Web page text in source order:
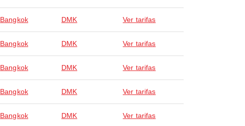
Bangkok DMK Ver tarifas
Bangkok DMK Ver tarifas
Bangkok DMK Ver tarifas
Bangkok DMK Ver tarifas
Bangkok DMK Ver tarifas